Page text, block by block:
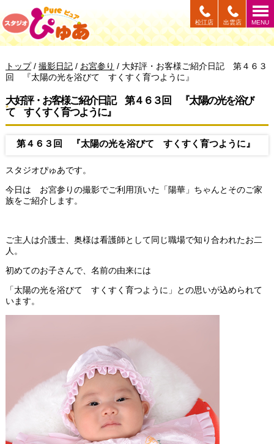
このページの本文へ
MENU
出雲店
松江店
現
在
位
置：
トップ/ 撮影日記/ お宮参り / 大好評・お客様ご紹介日記 第４６３
回 『太陽の光を浴びて すくすく育つように』
大好評・お客様ご紹介日記 第４６３回 『太陽の光を浴び
て すくすく育つように』
第４６３回 『太陽の光を浴びて すくすく育つように』
スタジオぴゅあです。
今日は お宮参りの撮影でご利用頂いた「陽華」ちゃんとそのご家
族をご紹介します。
ご主人は介護士、奥様は看護師として同じ職場で知り合われたお二
人。
初めてのお子さんで、名前の由来には
「太陽の光を浴びて すくすく育つように」との思いが込められて
います。